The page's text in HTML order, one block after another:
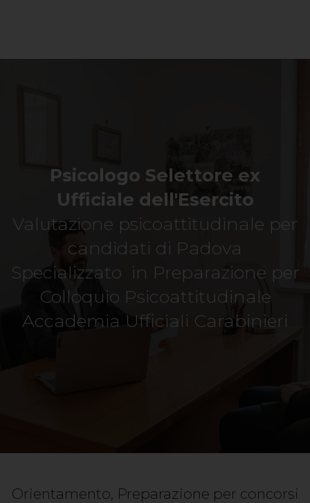
Psicologo Selettore ex
Ufficiale dell'Esercito
Valutazione psicoattitudinale per
candidati di Padova
Specializzato in Preparazione per
Colloquio Psicoattitudinale
Accademia Ufficiali Carabinieri
Orientamento, Preparazione per concorsi